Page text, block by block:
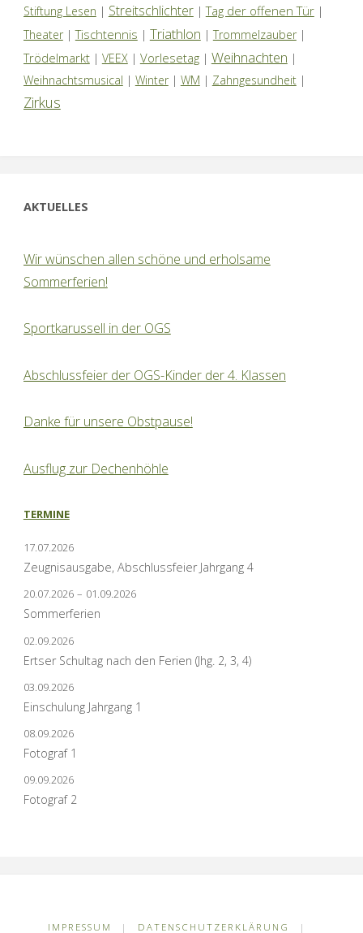
Stiftung Lesen | Streitschlichter|Tag der offenen Tür|
Theater|Tischtennis | Triathlon | Trommelzauber|
Trödelmarkt| VEEX | Vorlesetag| Weihnachten |
Weihnachtsmusical | Winter| WM | Zahngesundheit|
Zirkus
AKTUELLES
Wir wünschen allen schöne und erholsame
Sommerferien!
Sportkarussell in der OGS
Abschlussfeier der OGS-Kinder der 4. Klassen
Danke für unsere Obstpause!
Ausflug zur Dechenhöhle
TERMINE
17.07.2026
Zeugnisausgabe, Abschlussfeier Jahrgang 4
20.07.2026 – 01.09.2026
Sommerferien
02.09.2026
Ertser Schultag nach den Ferien (Jhg. 2, 3, 4)
03.09.2026
Einschulung Jahrgang 1
08.09.2026
Fotograf 1
09.09.2026
Fotograf 2
IMPRESSUM | DATENSCHUTZERKLÄRUNG |